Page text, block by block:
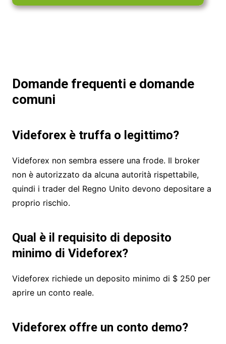
Domande frequenti e domande
comuni
Videforex è truffa o legittimo?
Videforex non sembra essere una frode. Il broker
non è autorizzato da alcuna autorità rispettabile,
quindi i trader del Regno Unito devono depositare a
proprio rischio.
Qual è il requisito di deposito
minimo di Videforex?
Videforex richiede un deposito minimo di $ 250 per
aprire un conto reale.
Videforex offre un conto demo?